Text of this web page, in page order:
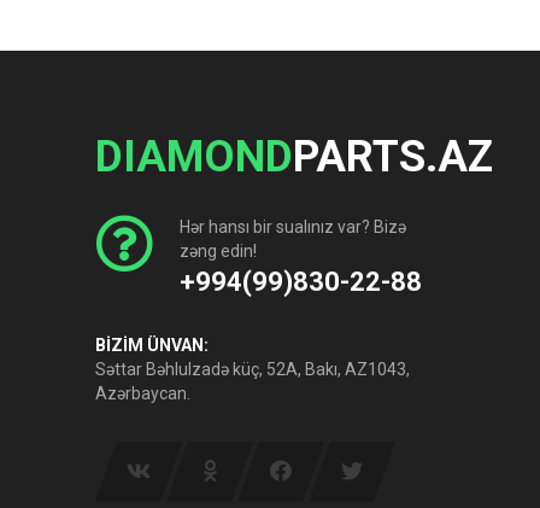
DIAMONDPARTS.AZ
Hər hansı bir sualınız var? Bizə
zəng edin!
+994(99)830-22-88
BİZİM ÜNVAN:
Səttar Bəhlulzadə küç, 52A, Bakı, AZ1043,
Azərbaycan.